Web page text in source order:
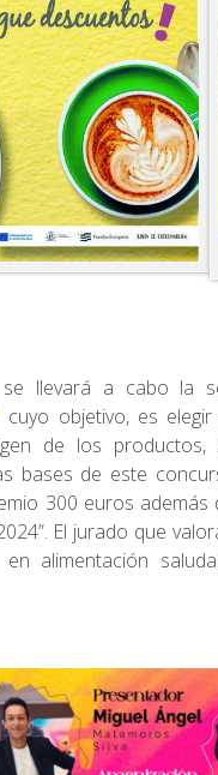
llevará a cabo la
cuyo objetivo, es
de los productos,
bases de este
300 euros
El jurado que
en alimentación